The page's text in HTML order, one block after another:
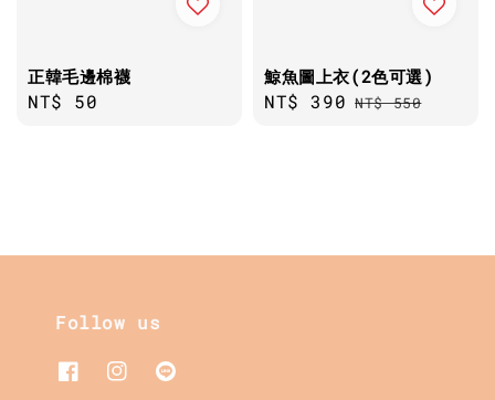
正韓毛邊棉襪
Regular
NT$ 50
鯨魚圖上衣(2色可選)
Sale
NT$ 390 Regular
NT$ 550
Follow us